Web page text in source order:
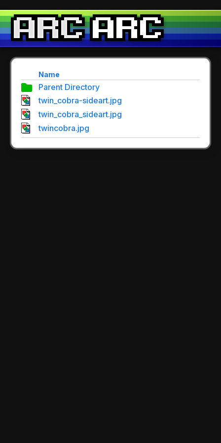
Name
Parent Directory
twin_cobra-sideart.jpg
twin_cobra_sideart.jpg
twincobra.jpg